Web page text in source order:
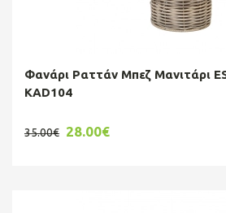
Φανάρι Ραττάν Μπεζ Μανιτάρι
KAD104
35.00€ 28.00€